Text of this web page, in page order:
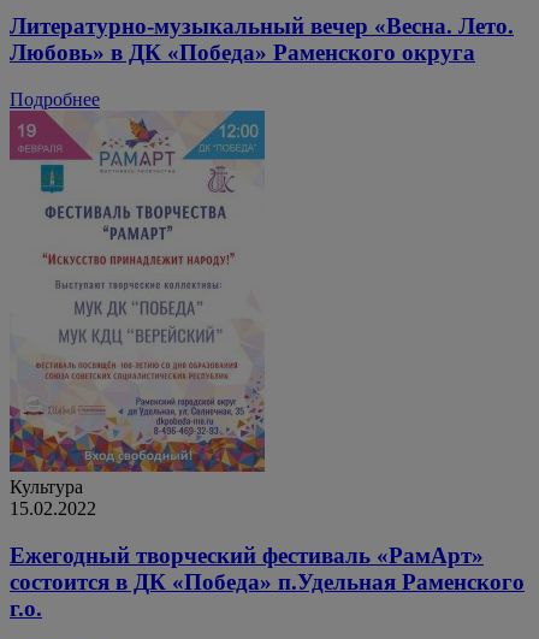
Литературно-музыкальный вечер «Весна. Лето.
Любовь» в ДК «Победа» Раменского округа
Подробнее
Культура
15.02.2022
Ежегодный творческий фестиваль «РамАрт»
состоится в ДК «Победа» п.Удельная Раменского
г.о.